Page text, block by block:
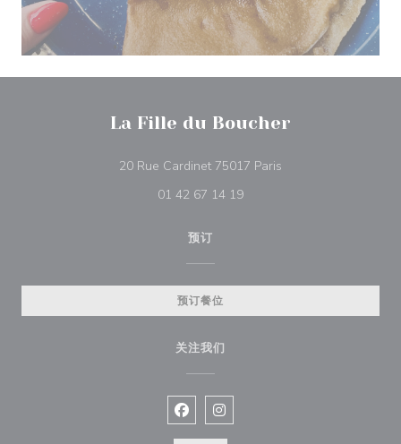
La Fille du Boucher
20 Rue Cardinet 75017 Paris
01 42 67 14 19
预订
预订餐位
关注我们
Facebook ((在新窗口中打开))
Instagram ((在新窗口中打开))